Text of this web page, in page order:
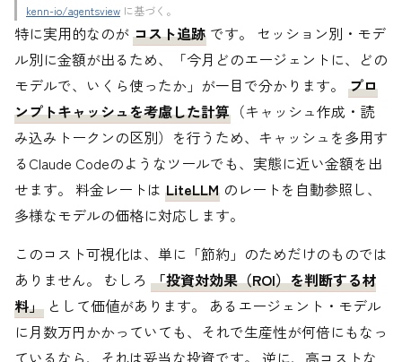
kenn-io/agentsview に基づく。
特に実用的なのが コスト追跡 です。 セッション別・モデ
ル別に金額が出るため、「今月どのエージェントに、どの
モデルで、いくら使ったか」が一目で分かります。 プロ
ンプトキャッシュを考慮した計算 （キャッシュ作成・読
み込みトークンの区別）を行うため、キャッシュを多用す
るClaude Codeのようなツールでも、実態に近い金額を出
せます。 料金レートは LiteLLM のレートを自動参照し、
多様なモデルの価格に対応します。
このコスト可視化は、単に「節約」のためだけのものでは
ありません。 むしろ 「投資対効果（ROI）を判断する材
料」 として価値があります。 あるエージェント・モデル
に月数万円かかっていても、それで生産性が何倍にもなっ